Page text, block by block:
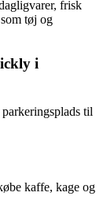
frisk
tøj og
i
til
kaffe, kage og